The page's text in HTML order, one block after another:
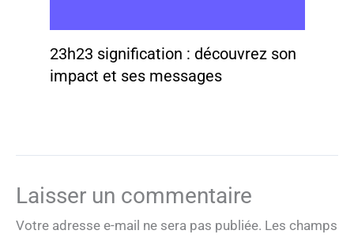
23h23 signification : découvrez son
impact et ses messages
Laisser un commentaire
Votre adresse e-mail ne sera pas publiée. Les champs